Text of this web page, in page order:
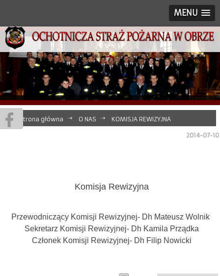
MENU
Strona główna O NAS KOMISJA REWIZYJNA
2014-07-10
Komisja Rewizyjna
Przewodniczący Komisji Rewizyjnej- Dh Mateusz Wolnik
Sekretarz Komisji Rewizyjnej- Dh Kamila Prządka
Członek Komisji Rewizyjnej- Dh Filip Nowicki